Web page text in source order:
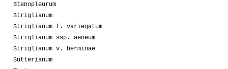
Stenopleurum
Striglianum
Striglianum f. variegatum
Striglianum ssp. aeneum
Striglianum v. herminae
Sutterianum